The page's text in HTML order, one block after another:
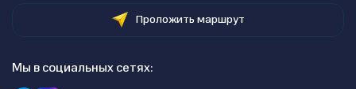
Проложить маршрут
Мы в социальных сетях: